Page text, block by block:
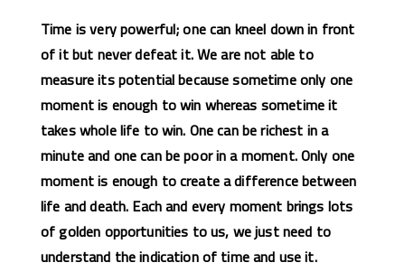
Time is very powerful; one can kneel down in front
of it but never defeat it. We are not able to
measure its potential because sometime only one
moment is enough to win whereas sometime it
takes whole life to win. One can be richest in a
minute and one can be poor in a moment. Only one
moment is enough to create a difference between
life and death. Each and every moment brings lots
of golden opportunities to us, we just need to
understand the indication of time and use it.